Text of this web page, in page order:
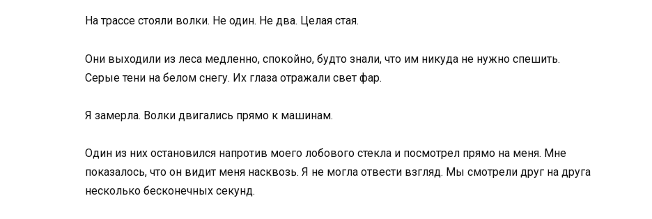
На трассе стояли волки. Не один. Не два. Целая стая.
Они выходили из леса медленно, спокойно, будто знали, что им никуда не нужно спешить.
Серые тени на белом снегу. Их глаза отражали свет фар.
Я замерла. Волки двигались прямо к машинам.
Один из них остановился напротив моего лобового стекла и посмотрел прямо на меня. Мне
показалось, что он видит меня насквозь. Я не могла отвести взгляд. Мы смотрели друг на друга
несколько бесконечных секунд.